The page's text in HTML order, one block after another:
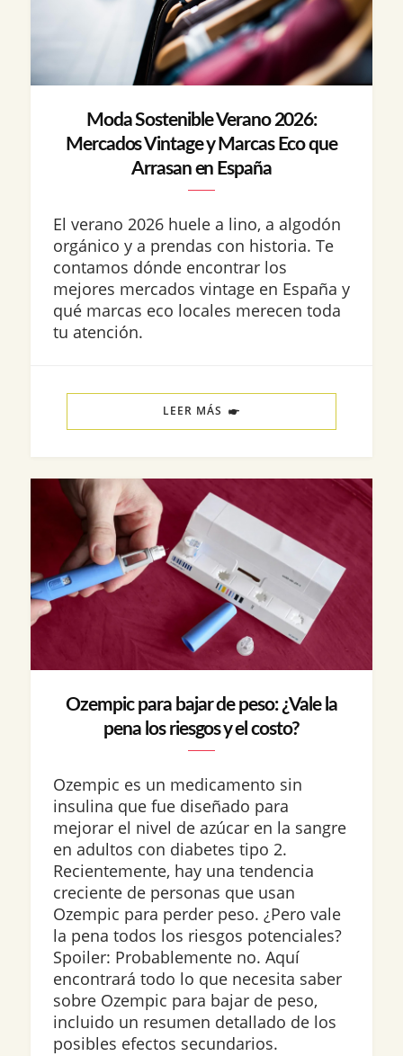
Moda Sostenible Verano 2026:
Mercados Vintage y Marcas Eco que
Arrasan en España
El verano 2026 huele a lino, a algodón
orgánico y a prendas con historia. Te
contamos dónde encontrar los
mejores mercados vintage en España y
qué marcas eco locales merecen toda
tu atención.
LEER MÁS
Ozempic para bajar de peso: ¿Vale la
pena los riesgos y el costo?
Ozempic es un medicamento sin
insulina que fue diseñado para
mejorar el nivel de azúcar en la sangre
en adultos con diabetes tipo 2.
Recientemente, hay una tendencia
creciente de personas que usan
Ozempic para perder peso. ¿Pero vale
la pena todos los riesgos potenciales?
Spoiler: Probablemente no. Aquí
encontrará todo lo que necesita saber
sobre Ozempic para bajar de peso,
incluido un resumen detallado de los
posibles efectos secundarios.